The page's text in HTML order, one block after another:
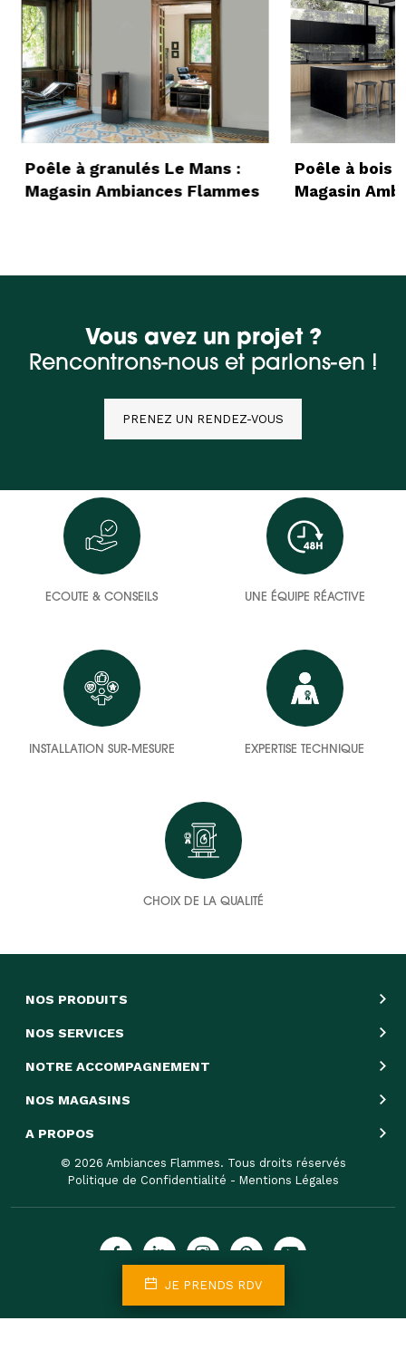
JE PRENDS RDV
Poêle à granulés Le Mans :
Magasin Ambiances Flammes
Poêle à bois
Magasin
Vous avez un projet ?
Rencontrons-nous et parlons-en !
PRENEZ UN RENDEZ-VOUS
ECOUTE & CONSEILS UNE ÉQUIPE RÉACTIVE
INSTALLATION SUR-MESURE EXPERTISE TECHNIQUE
CHOIX DE LA QUALITÉ
NOS PRODUITS
NOS SERVICES
NOTRE ACCOMPAGNEMENT
NOS MAGASINS
A PROPOS
© 2026 Ambiances Flammes. Tous droits réservés
Politique de Confidentialité - Mentions Légales
Inscrivez-vous à la newsletter